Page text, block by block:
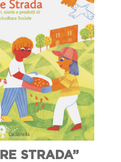
Di Don
Civile
Vittime
Letterario
Don Peppe
Home
STRADA”